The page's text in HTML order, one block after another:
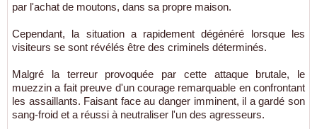
par l'achat de moutons, dans sa propre maison.
Cependant, la situation a rapidement dégénéré lorsque les
visiteurs se sont révélés être des criminels déterminés.
Malgré la terreur provoquée par cette attaque brutale, le
muezzin a fait preuve d'un courage remarquable en confrontant
les assaillants. Faisant face au danger imminent, il a gardé son
sang-froid et a réussi à neutraliser l'un des agresseurs.